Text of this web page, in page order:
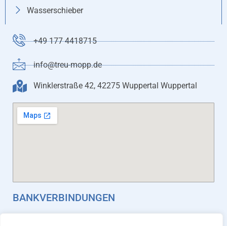
Wasserschieber
+49 177 4418715
info@treu-mopp.de
Winklerstraße 42, 42275 Wuppertal Wuppertal
BANKVERBINDUNGEN